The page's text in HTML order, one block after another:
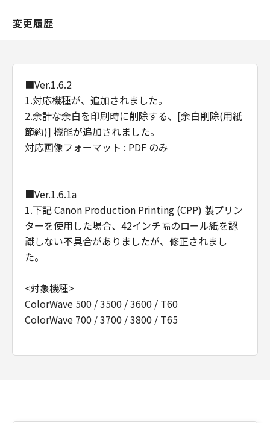
準拠法
NOTICE:
The Software is a "commercial item," as that
term is defined at 48 C.F.R. 2.101 (Oct 1995),
consisting of "commercial computer
software" and "commercial computer
software documentation," as such terms are
used in 48 C.F.R. 12.212 (Sept 1995).
all U.S. Government End Users shall acquire
the Software with only those rights set forth
herein. Manufacturer is Canon Inc./30-2,
Shimomaruko 3-chome, Ohta-ku, Tokyo 146-
8501, Japan.
契約における「本ソフトウエア」を意味するも
のとします。
以上
変更履歴
■Ver.1.6.2
1.対応機種が、追加されました。
2.余計な余白を印刷時に削除する、[余白削除(用紙
節約)] 機能が追加されました。
対応画像フォーマット : PDF のみ
■Ver.1.6.1a
1.下記 Canon Production Printing (CPP) 製プリン
ターを使用した場合、42インチ幅のロール紙を認
識しない不具合がありましたが、修正されまし
た。
<対象機種>
ColorWave 500 / 3500 / 3600 / T60
ColorWave 700 / 3700 / 3800 / T65